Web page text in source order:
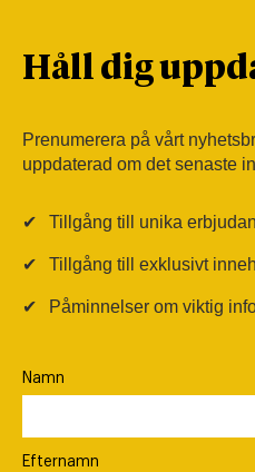
Håll dig
Prenumerera på vårt
uppdaterad om det senaste
✔ Tillgång till unika
✔ Tillgång till exklusivt
✔ Påminnelser om viktig
Namn
Efternamn